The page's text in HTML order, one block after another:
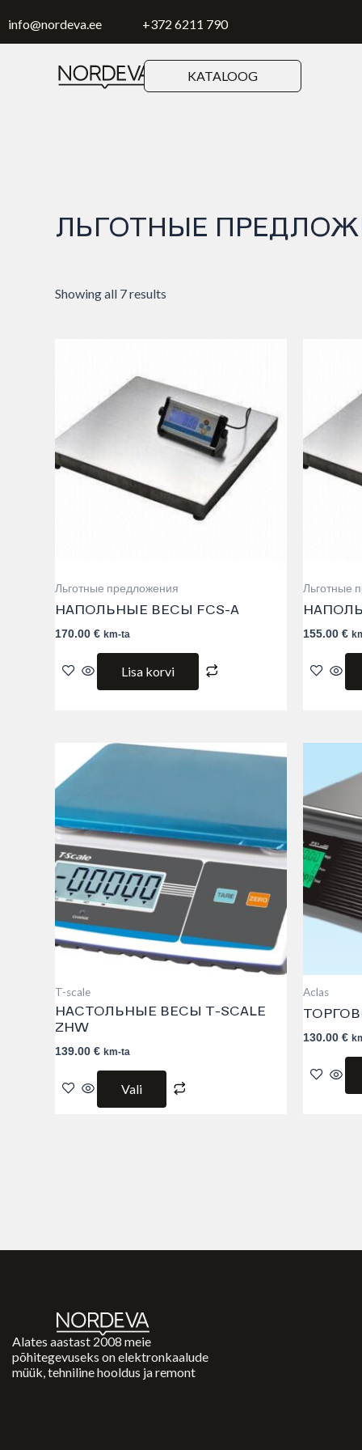
toinfo@nordeva.ee +372 6211 790
KATALOOG
ЛЬГОТНЫЕ
Showing all 7 results
Льготные предложения
НАПОЛЬНЫЕ ВЕСЫ FCS-A
170.00 € km-ta
Lisa korvi
Льготные
155.00 €
T-scale
НАСТОЛЬНЫЕ ВЕСЫ T-SCALE
ZHW
139.00 € km-ta
Vali
This
The
options
may
be
chosen
on
product
page
Aclas
130.00 €
Alates aastast 2008 meie
põhitegevuseks on elektronkaalude
müük, tehniline hooldus ja remont